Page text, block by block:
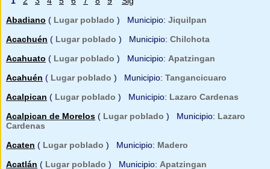
Abadiano ( Lugar poblado ) Municipio: Jiquilpan
Acachuén ( Lugar poblado ) Municipio: Chilchota
Acahuato ( Lugar poblado ) Municipio: Apatzingan
Acahuén ( Lugar poblado ) Municipio: Tangancicuaro
Acalpican ( Lugar poblado ) Municipio: Lazaro Cardenas
Acalpican de Morelos ( Lugar poblado ) Municipio: Lazaro
Cardenas
Acaten ( Lugar poblado ) Municipio: Madero
Acatlán ( Lugar poblado ) Municipio: Apatzingan